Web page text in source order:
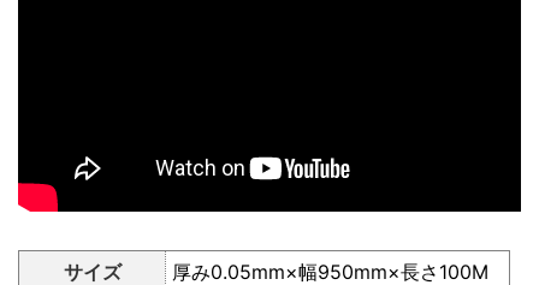
サイズ
厚み0.05mm×幅950mm×長さ100M